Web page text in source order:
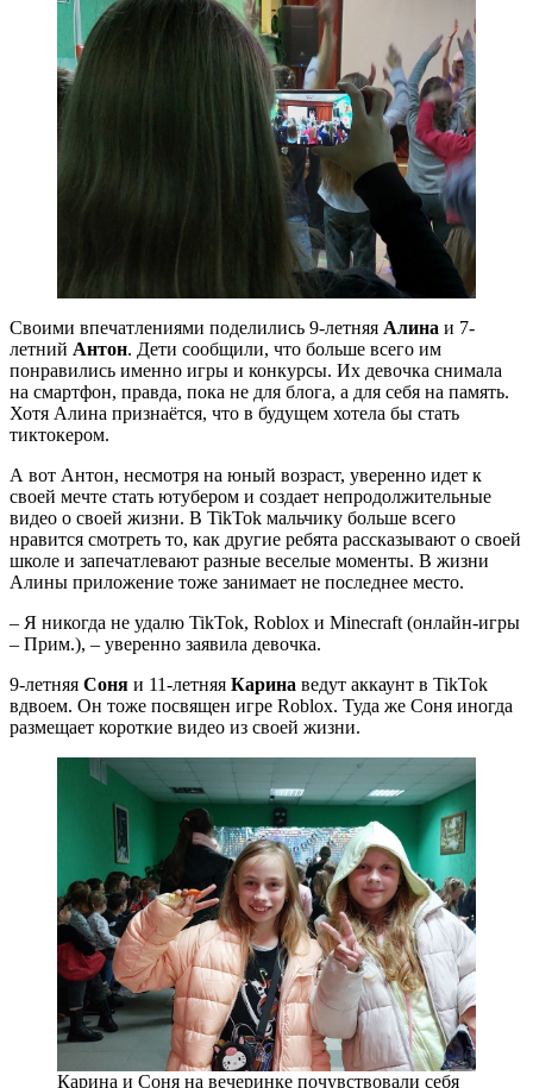
Своими впечатлениями поделились 9-летняя Алина и 7-
летний Антон. Дети сообщили, что больше всего им
понравились именно игры и конкурсы. Их девочка снимала
на смартфон, правда, пока не для блога, а для себя на память.
Хотя Алина признаётся, что в будущем хотела бы стать
тиктокером.
А вот Антон, несмотря на юный возраст, уверенно идет к
своей мечте стать ютубером и создает непродолжительные
видео о своей жизни. В TikTok мальчику больше всего
нравится смотреть то, как другие ребята рассказывают о своей
школе и запечатлевают разные веселые моменты. В жизни
Алины приложение тоже занимает не последнее место.
– Я никогда не удалю TikTok, Roblox и Minecraft (онлайн-игры
– Прим.), – уверенно заявила девочка.
9-летняя Соня и 11-летняя Карина ведут аккаунт в TikTok
вдвоем. Он тоже посвящен игре Roblox. Туда же Соня иногда
размещает короткие видео из своей жизни.
Карина и Соня на вечеринке почувствовали себя